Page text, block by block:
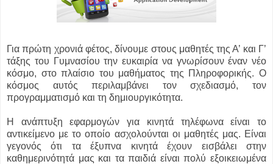
Για πρώτη χρονιά φέτος, δίνουμε στους μαθητές της Α’ και Γ’
τάξης του Γυμνασίου την ευκαιρία να γνωρίσουν έναν νέο
κόσμο, στο πλαίσιο του μαθήματος της Πληροφορικής. Ο
κόσμος αυτός περιλαμβάνει τον σχεδιασμό, τον
προγραμματισμό και τη δημιουργικότητα.
Η ανάπτυξη εφαρμογών για κινητά τηλέφωνα είναι το
αντικείμενο με το οποίο ασχολούνται οι μαθητές μας. Είναι
γεγονός ότι τα έξυπνα κινητά έχουν εισβάλει στην
καθημερινότητά μας και τα παιδιά είναι πολύ εξοικειωμένα